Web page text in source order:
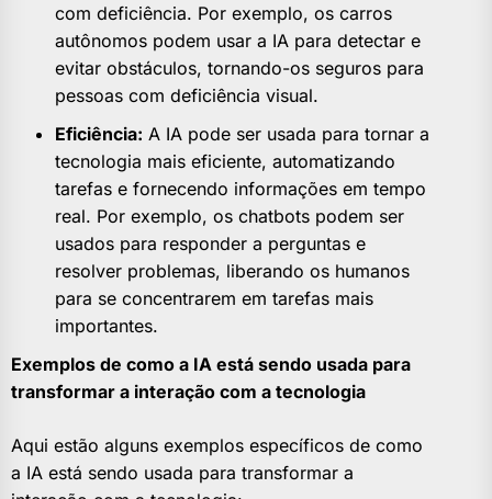
com deficiência. Por exemplo, os carros
autônomos podem usar a IA para detectar e
evitar obstáculos, tornando-os seguros para
pessoas com deficiência visual.
Eficiência: A IA pode ser usada para tornar a
tecnologia mais eficiente, automatizando
tarefas e fornecendo informações em tempo
real. Por exemplo, os chatbots podem ser
usados para responder a perguntas e
resolver problemas, liberando os humanos
para se concentrarem em tarefas mais
importantes.
Exemplos de como a IA está sendo usada para
transformar a interação com a tecnologia
Aqui estão alguns exemplos específicos de como
a IA está sendo usada para transformar a